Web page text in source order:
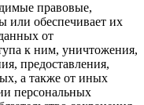
правовые,
или обеспечивает их
от
к ним, уничтожения,
предоставления,
а также от иных
персональных